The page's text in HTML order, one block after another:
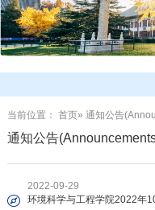
当前位置： 首页» 通知公告
通知公告
2022-09-29
环境科学与工程学院2022年